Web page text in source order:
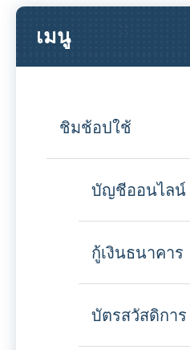
เมนู
ชิมช้อปใช้
บัญชีออนไลน์
กู้เงินธนาคาร
บัตรสวัสดิการ